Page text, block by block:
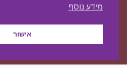
עיצוב ובניית האתר:מאסטר
מידע נוסף
אישור